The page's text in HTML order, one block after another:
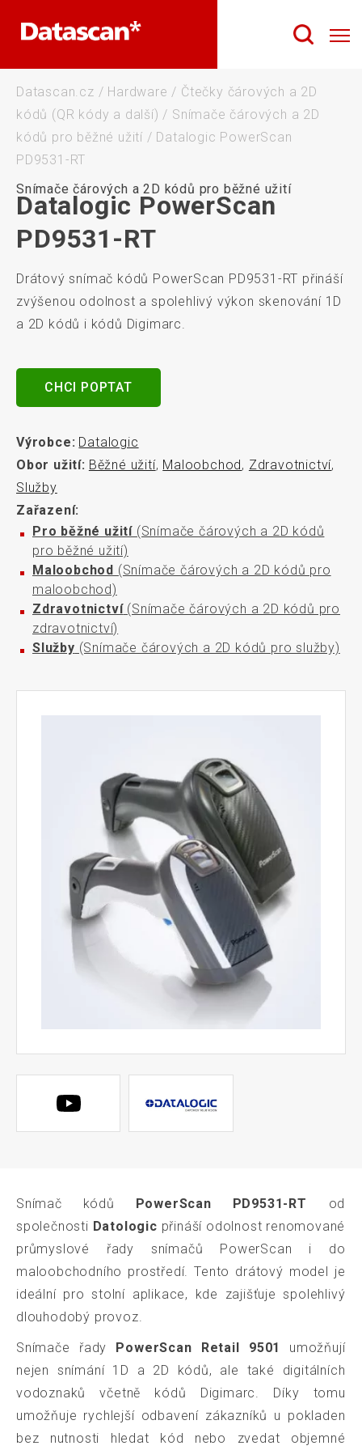
Datascan.cz / Hardware / Čtečky čárových a 2D
kódů (QR kódy a další) / Snímače čárových a 2D
kódů pro běžné užití / Datalogic PowerScan
PD9531-RT
Snímače čárových a 2D kódů pro běžné užití
Datalogic PowerScan
PD9531-RT
Drátový snímač kódů PowerScan PD9531-RT přináší
zvýšenou odolnost a spolehlivý výkon skenování 1D
a 2D kódů i kódů Digimarc.
CHCI POPTAT
Výrobce: Datalogic
Obor užití: Běžné užití, Maloobchod , Zdravotnictví,
Služby
Zařazení:
Pro běžné užití (Snímače čárových a 2D kódů
pro běžné užití)
Maloobchod (Snímače čárových a 2D kódů pro
maloobchod)
Zdravotnictví(Snímače čárových a 2D kódů pro
zdravotnictví)
Služby (Snímače čárových a 2D kódů pro služby)
Snímač kódů PowerScan PD9531-RT od
společnosti Datologic přináší odolnost renomované
průmyslové řady snímačů PowerScan i do
maloobchodního prostředí. Tento drátový model je
ideální pro stolní aplikace, kde zajišťuje spolehlivý
dlouhodobý provoz.
Snímače řady
PowerScan Retail 9501
umožňují
nejen snímání 1D a 2D kódů, ale také digitálních
vodoznaků včetně kódů Digimarc. Díky tomu
umožňuje rychlejší odbavení zákazníků u pokladen
bez nutnosti hledat kód nebo zvedat objemné